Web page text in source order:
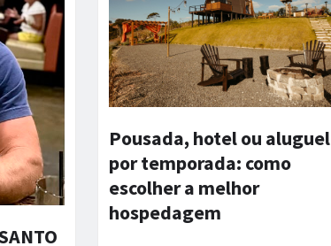
Pousada, hotel ou aluguel
por temporada: como
escolher a melhor
hospedagem